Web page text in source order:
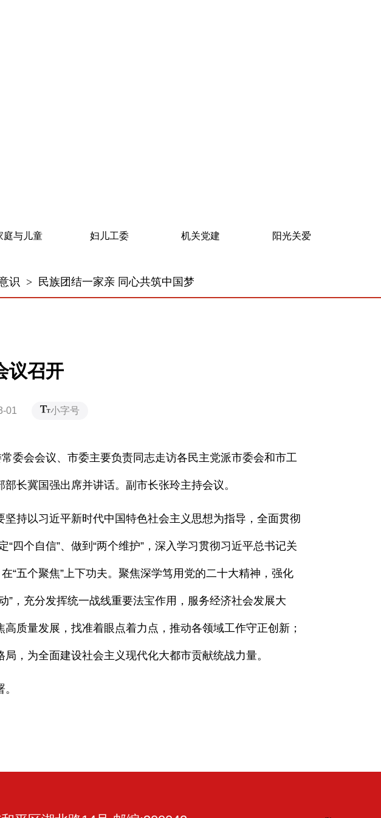
庭与儿童 妇儿工委 机关党建 阳光关爱
识 > 民族团结一家亲 同心共筑中国梦
议召开
01 小字号
会会议、市委主要负责同志走访各民主党派市委会和市工
长冀国强出席并讲话。副市长张玲主持会议。
以习近平新时代中国特色社会主义思想为指导，全面贯彻
四个自信”、做到“两个维护”，深入学习贯彻习近平总书记关
“五个聚焦”上下功夫。聚焦深学笃用党的二十大精神，强化
，充分发挥统一战线重要法宝作用，服务经济社会发展大
质量发展，找准着眼点着力点，推动各领域工作守正创新；
，为全面建设社会主义现代化大都市贡献统战力量。